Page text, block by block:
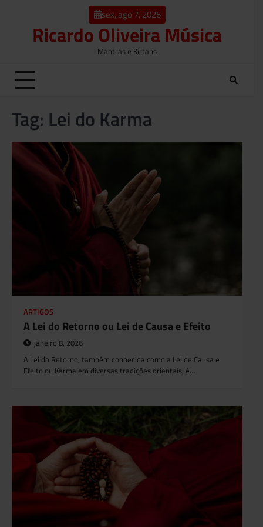
sex, ago 7, 2026
Ricardo Oliveira Música
Mantras e Kirtans
Tag: Lei do Karma
ARTIGOS
A Lei do Retorno ou Lei de Causa e Efeito
janeiro 8, 2026
A Lei do Retorno, também conhecida como a Lei de Causa e
Efeito ou Karma em diversas tradições orientais, é…